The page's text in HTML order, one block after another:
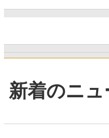
新着のニュ